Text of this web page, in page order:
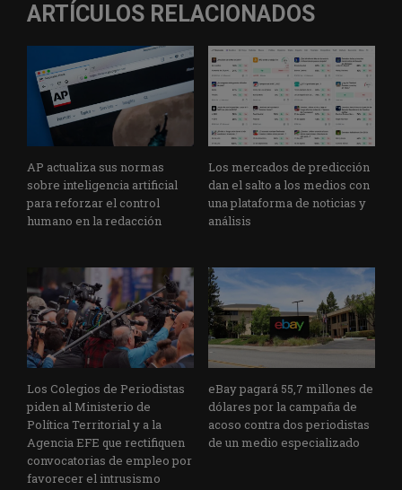
ARTÍCULOS RELACIONADOS
AP actualiza sus normas
sobre inteligencia artificial
para reforzar el control
humano en la redacción
Los mercados de predicción
dan el salto a los medios con
una plataforma de noticias y
análisis
Los Colegios de Periodistas
piden al Ministerio de
Política Territorial y a la
Agencia EFE que rectifiquen
convocatorias de empleo por
favorecer el intrusismo
eBay pagará 55,7 millones de
dólares por la campaña de
acoso contra dos periodistas
de un medio especializado